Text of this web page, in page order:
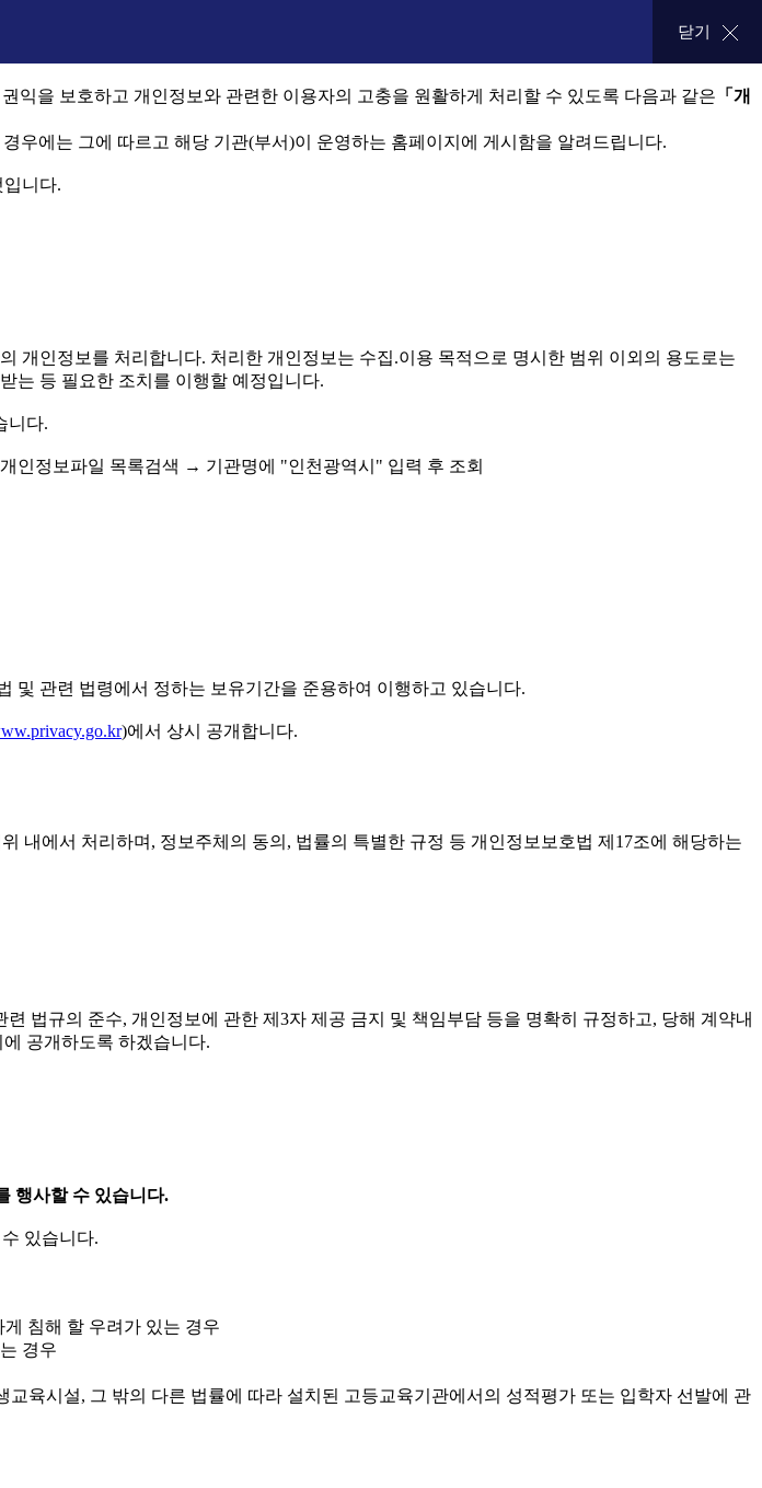
닫기
익을 보호하고 개인정보와 관련한 이용자의 고충을 원활하게 처리할 수 있도록 다음과 같은 「개
우에는 그에 따르고 해당 기관(부서)이 운영하는 홈페이지에 게시함을 알려드립니다.
니다.
개인정보를 처리합니다. 처리한 개인정보는 수집.이용 목적으로 명시한 범위 이외의 용도로는
는 등 필요한 조치를 이행할 예정입니다.
니다.
정보파일 목록검색 → 기관명에 "인천광역시" 입력 후 조회
및 관련 법령에서 정하는 보유기간을 준용하여 이행하고 있습니다.
)에서 상시 공개합니다.
내에서 처리하며, 정보주체의 동의, 법률의 특별한 규정 등 개인정보보호법 제17조에 해당하는
법규의 준수, 개인정보에 관한 제3자 제공 금지 및 책임부담 등을 명확히 규정하고, 당해 계약내
공개하도록 하겠습니다.
행사할 수 있습니다.
있습니다.
침해 할 우려가 있는 경우
경우
육시설, 그 밖의 다른 법률에 따라 설치된 고등교육기관에서의 성적평가 또는 입학자 선발에 관